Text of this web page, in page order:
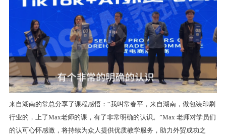
来自湖南的常总分享了课程感悟： “我叫常春平，来自湖南，做包装印刷
行业的，上了Max老师的课，有了非常明确的认识。”Max 老师对学员们
的认可心怀感激，将持续为众人提供优质教学服务，助力外贸成功之